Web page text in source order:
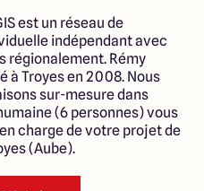
est un réseau de
indépendant avec
régionalement. Rémy
à Troyes en 2008. Nous
sur-mesure dans
(6 personnes) vous
charge de votre projet de
(Aube).